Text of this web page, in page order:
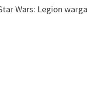
Wars: Legion